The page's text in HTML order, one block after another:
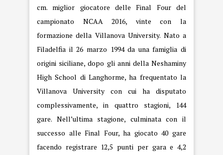
cm. miglior giocatore delle Final Four del
campionato NCAA 2016, vinte con la
formazione della Villanova University. Nato a
Filadelfia il 26 marzo 1994 da una famiglia di
origini siciliane, dopo gli anni della Neshaminy
High School di Langhorme, ha frequentato la
Villanova University con cui ha disputato
complessivamente, in quattro stagioni, 144
gare. Nell’ultima stagione, culminata con il
successo alle Final Four, ha giocato 40 gare
facendo registrare 12,5 punti per gara e 4,2